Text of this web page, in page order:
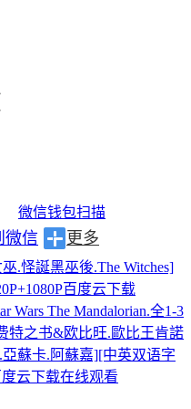
微信钱包扫描
微信 更多
.怪誕黑巫後.The Witches]
百度云下载
Wars The Mandalorian.全1-3
特之书&欧比旺.歐比王肯諾
蘇卡.阿蘇嘉][中英双语字
云下载在线观看